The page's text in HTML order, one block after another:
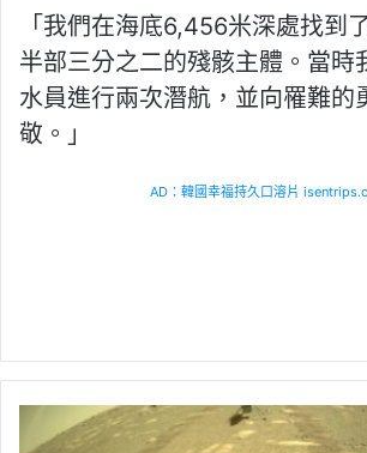
「我們在海底6,456米深處找到
半部三分之二的殘骸主體。當時
水員進行兩次潛航，並向罹難的
敬。」
AD：韓國幸福持久口溶片